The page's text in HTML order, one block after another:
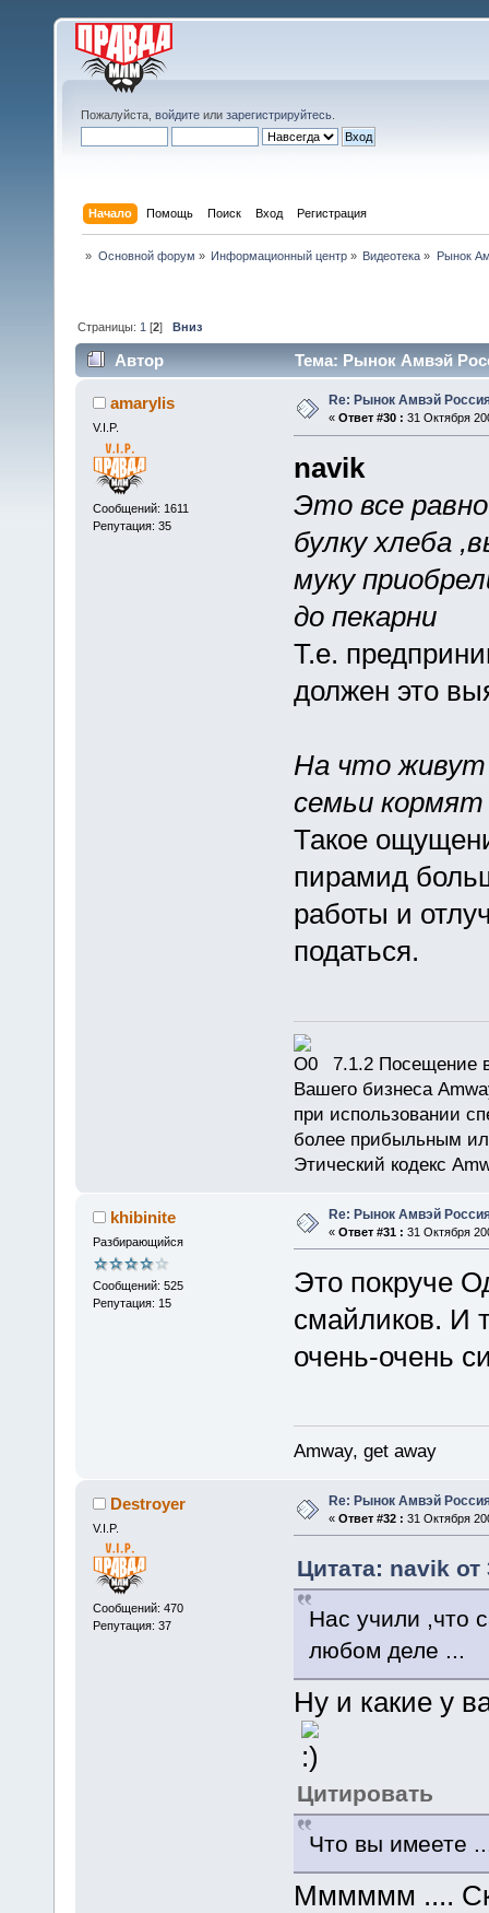
Пожалуйста, войдите или зарегистрируйтесь
Начало Помощь Поиск Вход Регистрация
» Основной форум » Информационный центр» Видеотека » Рынок
Страницы: 1 [2]Вниз
Автор Тема: Рынок Амвэй
amarylis
V.I.P.
Сообщений: 1611
Репутация: 35
Re: Рынок Амвэй
« Ответ #30 : 31 Октября
navik
Это все
булку хлеба
муку
до пекарни
Т.е.
должен это
На что живут
семьи
Такое
пирамид
работы и
податься.
7.1.2 Посещение
Вашего бизнеса
при использовании
более прибыльным
Этический кодекс
khibinite
Разбирающийся
Сообщений: 525
Репутация: 15
Re: Рынок Амвэй
« Ответ #31 : 31 Октября
Это покруче
смайликов. И
очень-очень
Amway, get away
Destroyer
V.I.P.
Сообщений: 470
Репутация: 37
Re: Рынок Амвэй
« Ответ #32 : 31 Октября
Цитата: navik от
Нас учили ,что
любом деле ...
Ну и какие у
Цитировать
Что вы имеете
Мммммм ....